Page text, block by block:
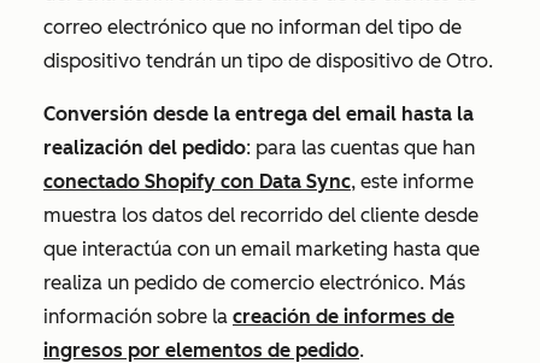
correo electrónico que no informan del tipo de
dispositivo tendrán un tipo de dispositivo de Otro.
Conversión desde la entrega del email hasta la
realización del pedido: para las cuentas que han
conectado Shopify con Data Sync, este informe
muestra los datos del recorrido del cliente desde
que interactúa con un email marketing hasta que
realiza un pedido de comercio electrónico. Más
información sobre la creación de informes de
ingresos por elementos de pedido.